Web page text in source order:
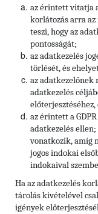
az érintett vitatja
korlátozás arra
teszi, hogy az
pontosságát;
az adatkezelés
törlését, és
az adatkezelőnek
adatkezelés
az érintett a
adatkezelés
vonatkozik, amíg
jogos indokai
indokaival
Ha az adatkezelés
tárolás kivételével
igények